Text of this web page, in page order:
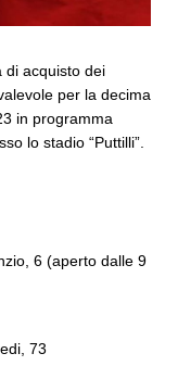
di acquisto dei
per la decima
in programma
lo stadio “Puttilli”.
6 (aperto dalle 9
73